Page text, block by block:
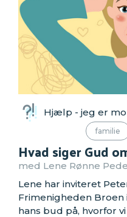
Hjælp - jeg er
familie
Hvad siger Gud
med Lene Rønne
Lene har inviteret
Frimenigheden Broen
hans bud på, hvorfor